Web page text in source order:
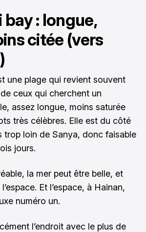
: longue,
citée (vers
une plage qui revient souvent
ceux qui cherchent un
assez longue, moins saturée
très célèbres. Elle est du côté
trop loin de Sanya, donc faisable
jours.
la mer peut être belle, et
Et l’espace, à Hainan,
numéro un.
l’endroit avec le plus de